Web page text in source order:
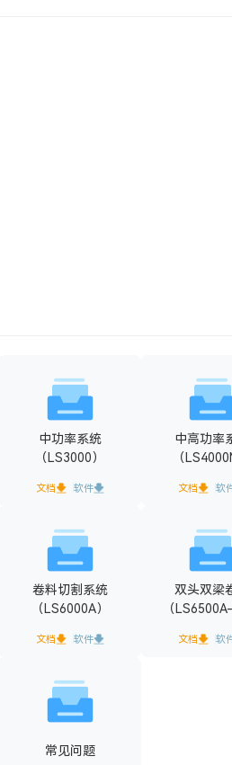
中功率系统
（LS3000）
文档 软件
中高功率
（
文档 软
卷料切割系统
（LS6000A）
文档 软件
双头双梁
（
文档 软
常见问题